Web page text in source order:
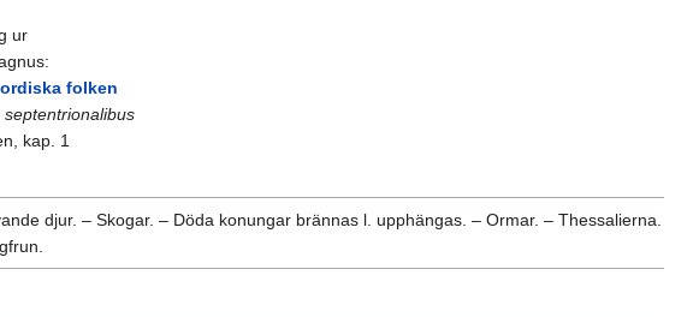
ur
folken
kap. 1
djur. – Skogar. – Döda konungar brännas l. upphängas. – Ormar. – Thessalierna.